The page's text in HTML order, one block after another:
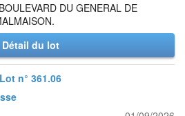
DU GENERAL DE
Détail du lot
Lot n° 361.06